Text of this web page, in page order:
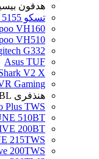
هدفون
تسکو TSCO TH 5155
VH160
VH510
G332
Asus TUF
V2 X
Gaming
هنذفری JBL
Plus TWS
510BT
200BT
215TWS
200TWS